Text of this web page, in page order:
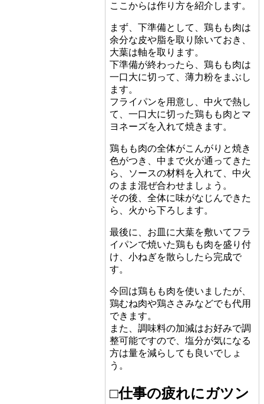
ここからは作り方を紹介します。
まず、下準備として、鶏もも肉は
余分な皮や脂を取り除いておき、
大葉は軸を取ります。
下準備が終わったら、鶏もも肉は
一口大に切って、薄力粉をまぶし
ます。
フライパンを用意し、中火で熱し
て、一口大に切った鶏もも肉とマ
ヨネーズを入れて焼きます。
鶏もも肉の全体がこんがりと焼き
色がつき、中まで火が通ってきた
ら、ソースの材料を入れて、中火
のまま混ぜ合わせましょう。
その後、全体に味がなじんできた
ら、火から下ろします。
最後に、お皿に大葉を敷いてフラ
イパンで焼いた鶏もも肉を盛り付
け、小ねぎを散らしたら完成で
す。
今回は鶏もも肉を使いましたが、
鶏むね肉や鶏ささみなどでも代用
できます。
また、調味料の加減はお好みで調
整可能ですので、塩分が気になる
方は量を減らしても良いでしょ
う。
□仕事の疲れにガツン